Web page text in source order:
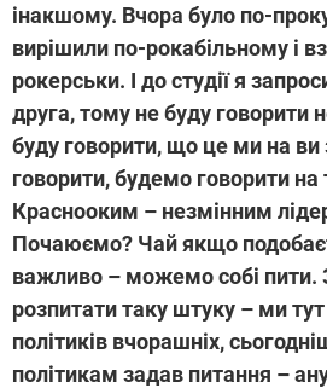
інакшому. Вчора було по-
вирішили по-рокабільному і
рокерськи. І до студії я
друга, тому не буду говорити
буду говорити, що це ми на
говорити, будемо говорити
Краснооким – незмінним
Почаюємо? Чай якщо
важливо – можемо собі пити.
розпитати таку штуку – ми
політиків вчорашніх,
політикам задав питання –